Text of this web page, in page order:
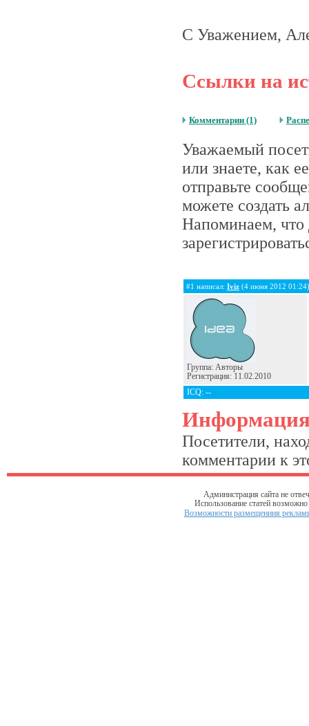
С Уважением,
Ссылки на
Комментарии (1)
Уважаемый
или знаете, как
отправьте
можете создать
Напоминаем, что
#1 написал: Iviz(4 июня 2012 01:24)
Группа: Авторы
Регистрация: 11.02.2010
ICQ: --
Посетители,
комментарии к
Администрация сайта не
Использование статей
Возможности размещениия